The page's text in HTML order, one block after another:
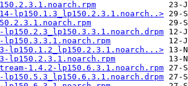
lp150.1.3_lp150.2.3.1.noarch..>
lp150.2.3_lp150.3.3.1.noarch.drpm
lp150.3.3.1.noarch.rpm
lp150.1.2_lp150.2.3.1.noarch...>
lp150.2.3.1.noarch.rpm
1.4.2-lp150.6.3.1.noarch.rpm
lp150.5.3_lp150.6.3.1.noarch.drpm